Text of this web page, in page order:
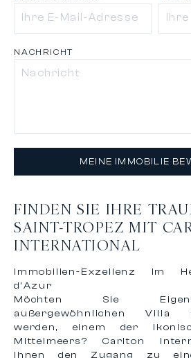
NACHRICHT
MEINE IMMOBILIE
FINDEN SIE IHRE
SAINT-TROPEZ MIT
INTERNATIONAL
Immobilien-Exzellenz im
d’Azur
Möchten Sie
außergewöhnlichen Villa
werden, einem der
Mittelmeers? Carlton
Ihnen den Zugang zu